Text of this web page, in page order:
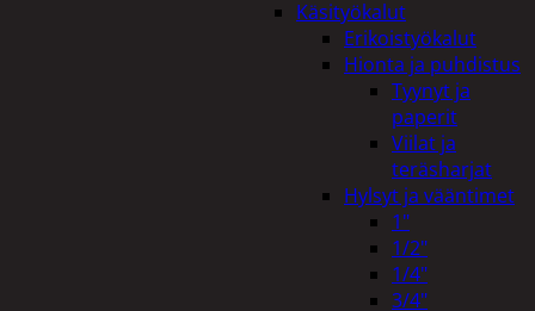
Käsityökalut
Erikoistyökalut
Hionta ja puhdistus
Tyynyt ja
paperit
Viilat ja
teräsharjat
Hylsyt ja vääntimet
1"
1/2"
1/4"
3/4"